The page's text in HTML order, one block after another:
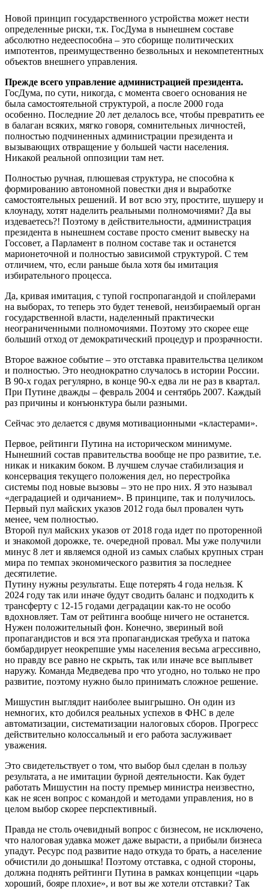
Новой принцип государственного устройства может нести
определенные риски, т.к. ГосДума в нынешнем составе
абсолютно недееспособна – это сборище политических
импотентов, преимущественно безвольных и некомпетентных
объектов внешнего управления.
Прежде всего управление администрацией президента.
ГосДума, по сути, никогда, с момента своего основания не
была самостоятельной структурой, а после 2000 года
особенно. Последние 20 лет делалось все, чтобы превратить ее
в балаган всяких, мягко говоря, сомнительных личностей,
полностью подчиненных администрации президента и
вызывающих отвращение у большей части населения.
Никакой реальной оппозиции там нет.
Полностью ручная, плюшевая структура, не способна к
формированию автономной повестки дня и выработке
самостоятельных решений. И вот всю эту, простите, шушеру и
клоунаду, хотят наделить реальными полномочиями? Да вы
издеваетесь?! Поэтому в действительности, администрация
президента в нынешнем составе просто сменит вывеску на
Госсовет, а Парламент в полном составе так и останется
марионеточной и полностью зависимой структурой. С тем
отличием, что, если раньше была хотя бы имитация
избирательного процесса.
Да, кривая имитация, с тупой госпропагандой и спойлерами
на выборах, то теперь это будет теневой, неизбираемый орган
государственной власти, наделенный практически
неограниченными полномочиями. Поэтому это скорее еще
больший отход от демократический процедур и прозрачности.
Второе важное событие – это отставка правительства целиком
и полностью. Это неоднократно случалось в истории России.
В 90-х годах регулярно, в конце 90-х едва ли не раз в квартал.
При Путине дважды – февраль 2004 и сентябрь 2007. Каждый
раз причины и конъюнктура были разными.
Сейчас это делается с двумя мотивационными «кластерами».
Первое, рейтинги Путина на историческом минимуме.
Нынешний состав правительства вообще не про развитие, т.е.
никак и никаким боком. В лучшем случае стабилизация и
консервация текущего положения дел, но перестройка
системы под новые вызовы – это не про них. Я это называл
«деградацией и одичанием». В принципе, так и получилось.
Первый пул майских указов 2012 года был провален чуть
менее, чем полностью.
Второй пул майских указов от 2018 года идет по проторенной
и знакомой дорожке, те. очередной провал. Мы уже получили
минус 8 лет и являемся одной из самых слабых крупных стран
мира по темпах экономического развития за последнее
десятилетие.
Путину нужны результаты. Еще потерять 4 года нельзя. К
2024 году так или иначе будут сводить баланс и подходить к
трансферту с 12-15 годами деградации как-то не особо
вдохновляет. Там от рейтинга вообще ничего не останется.
Нужен положительный фон. Конечно, звериный вой
пропагандистов и вся эта пропагандиская требуха и патока
бомбардирует неокрепшие умы населения весьма агрессивно,
но правду все равно не скрыть, так или иначе все выплывет
наружу. Команда Медведева про что угодно, но только не про
развитие, поэтому нужно было принимать сложное решение.
Мишустин выглядит наиболее выигрышно. Он один из
немногих, кто добился реальных успехов в ФНС в деле
автоматизации, систематизации налоговых сборов. Прогресс
действительно колоссальный и его работа заслуживает
уважения.
Это свидетельствует о том, что выбор был сделан в пользу
результата, а не имитации бурной деятельности. Как будет
работать Мишустин на посту премьер министра неизвестно,
как не ясен вопрос с командой и методами управления, но в
целом выбор скорее перспективный.
Правда не столь очевидный вопрос с бизнесом, не исключено,
что налоговая удавка может даже вырасти, а прибыли бизнеса
упадут. Ресурс под развитие надо откуда то брать, а население
обчистили до донышка! Поэтому отставка, с одной стороны,
должна поднять рейтинги Путина в рамках концепции «царь
хороший, бояре плохие», и вот вы же хотели отставки? Так